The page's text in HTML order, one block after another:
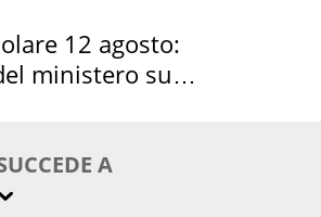
12 agosto:
ministero su